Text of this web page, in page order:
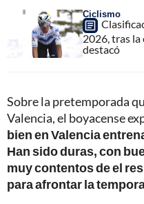
Ciclismo
2026, tras
destacó
Sobre la pretemporada
Valencia, el boyacense
bien en Valencia
Han sido duras, con
muy contentos de el
para afrontar la